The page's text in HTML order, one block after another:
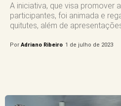
A iniciativa, que visa promover
participantes, foi animada e
quitutes, além de
Por Adriano Ribeiro 1 de julho de 2023